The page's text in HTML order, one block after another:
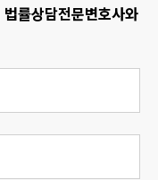
법률상담전문변호사와